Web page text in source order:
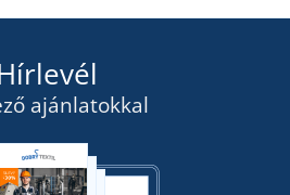
ajánlatokkal